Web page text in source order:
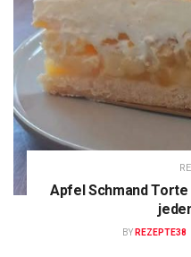
Apfel Schmand
BY REZEPTE38